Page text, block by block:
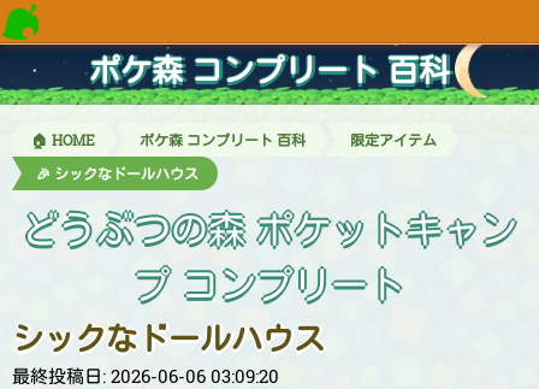
ポケ森 コンプリート 百科
🏠 HOME ポケ森 コンプリート 百科
限定アイテム
🎉 シックなドールハウス
どうぶつの森 ポケットキャン
プ コンプリート
シックなドールハウス
最終投稿日: 2026-06-06 03:09:20